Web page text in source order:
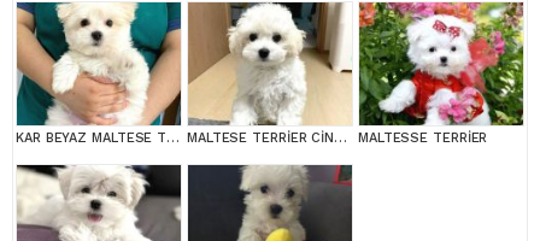
KAR BEYAZ MALTESE TERRİER CİNSLERİ MALTESE TERRİER CİNSİ YAVRULAR MALTESSE TERRİER